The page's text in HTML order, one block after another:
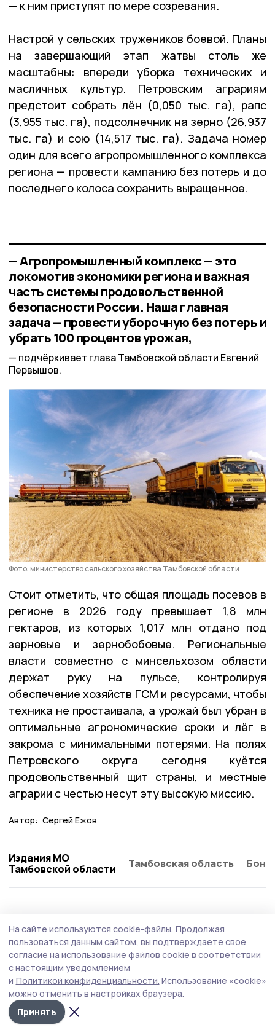
— к ним приступят по мере созревания.
Настрой у сельских тружеников боевой. Планы
на завершающий этап жатвы столь же
масштабны: впереди уборка технических и
масличных культур. Петровским аграриям
предстоит собрать лён (0,050 тыс. га), рапс
(3,955 тыс. га), подсолнечник на зерно (26,937
тыс. га) и сою (14,517 тыс. га). Задача номер
один для всего агропромышленного комплекса
региона — провести кампанию без потерь и до
последнего колоса сохранить выращенное.
— Агропромышленный комплекс — это
локомотив экономики региона и важная
часть системы продовольственной
безопасности России. Наша главная
задача — провести уборочную без потерь и
убрать 100 процентов урожая,
подчёркивает глава Тамбовской области Евгений
Первышов.
Фото: министерство сельского хозяйства Тамбовской области
Стоит отметить, что общая площадь посевов в
регионе в 2026 году превышает 1,8 млн
гектаров, из которых 1,017 млн отдано под
зерновые и зернобобовые. Региональные
власти совместно с минсельхозом области
держат руку на пульсе, контролируя
обеспечение хозяйств ГСМ и ресурсами, чтобы
техника не простаивала, а урожай был убран в
оптимальные агрономические сроки и лёг в
закрома с минимальными потерями. На полях
Петровского округа сегодня куётся
продовольственный щит страны, и местные
аграрии с честью несут эту высокую миссию.
Автор: Сергей Ежов
Издания МО
Тамбовской области
Тамбовская область
На сайте используются cookie-файлы. Продолжая
пользоваться данным сайтом, вы подтверждаете свое
согласие на использование файлов cookie в соответствии
с настоящим уведомлением
и Политикой конфиденциальности. Использование «cookie»
можно отменить в настройках браузера.
Принять